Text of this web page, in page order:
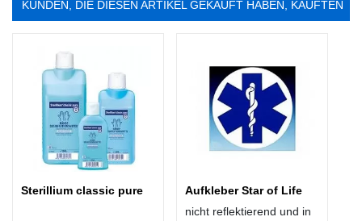
KUNDEN, DIE DIESEN ARTIKEL GEKAUFT HABEN, KAUFTEN
Sterillium classic pure
Aufkleber Star of Life
nicht reflektierend und in